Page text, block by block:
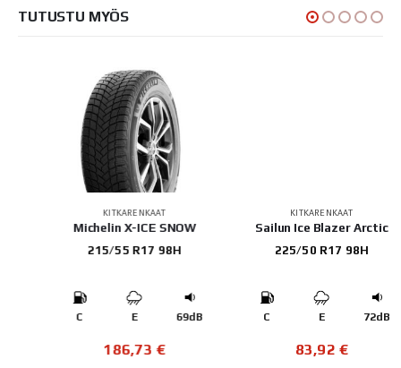
TUTUSTU MYÖS
KITKARENKAAT
Michelin X-ICE SNOW
215/55 R17 98H
69dB
186,73€
KITKARENKAAT
Sailun Ice Blazer Arctic
225/50 R17 98H
72dB
83,92€